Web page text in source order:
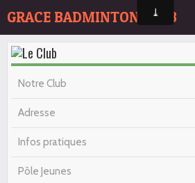
GRACE BADMINTON CLUB
Page d'accueil
Agenda
Notre Club
Adresse
Infos pratiques
Pôle Jeunes